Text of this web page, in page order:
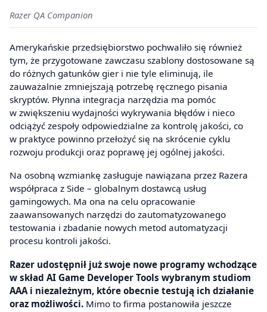
Razer QA Companion
Amerykańskie przedsiębiorstwo pochwaliło się również
tym, że przygotowane zawczasu szablony dostosowane są
do różnych gatunków gier i nie tyle eliminują, ile
zauważalnie zmniejszają potrzebę ręcznego pisania
skryptów. Płynna integracja narzędzia ma pomóc
w zwiększeniu wydajności wykrywania błędów i nieco
odciążyć zespoły odpowiedzialne za kontrolę jakości, co
w praktyce powinno przełożyć się na skrócenie cyklu
rozwoju produkcji oraz poprawę jej ogólnej jakości.
Na osobną wzmiankę zasługuje nawiązana przez Razera
współpraca z Side – globalnym dostawcą usług
gamingowych. Ma ona na celu opracowanie
zaawansowanych narzędzi do zautomatyzowanego
testowania i zbadanie nowych metod automatyzacji
procesu kontroli jakości.
Razer udostępnił już swoje nowe programy wchodzące
w skład AI Game Developer Tools wybranym studiom
AAA i niezależnym, które obecnie testują ich działanie
oraz możliwości. Mimo to firma postanowiła jeszcze